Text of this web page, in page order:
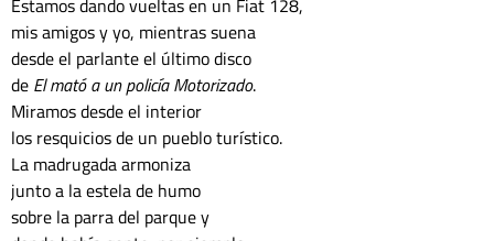
Estamos dando vueltas en un Fiat 128,
mis amigos y yo, mientras suena
desde el parlante el último disco
de El mató a un policía Motorizado.
Miramos desde el interior
los resquicios de un pueblo turístico.
La madrugada armoniza
junto a la estela de humo
sobre la parra del parque y